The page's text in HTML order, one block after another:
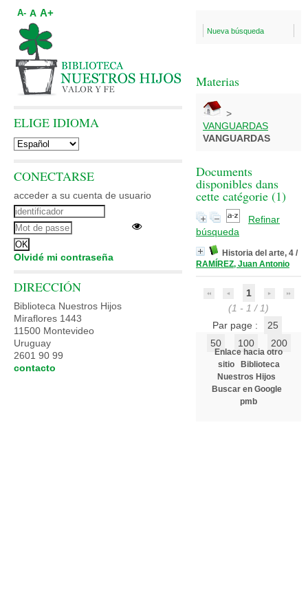
Nueva búsqueda
Materias
>
VANGUARDAS
VANGUARDAS
Documents
disponibles dans
cette catégorie (1)
Refinar
búsqueda
Historia del arte, 4 /
RAMÍREZ, Juan Antonio
1
(1 - 1 / 1)
Par page :
25
50
100 200
Enlace hacia otro
sitio
Biblioteca
Nuestros Hijos
Buscar en Google
pmb
A- A A+
ELIGE IDIOMA
CONECTARSE
acceder a su cuenta de usuario
Olvidé mi contraseña
DIRECCIÓN
Biblioteca Nuestros Hijos
Miraflores 1443
11500 Montevideo
Uruguay
2601 90 99
contacto